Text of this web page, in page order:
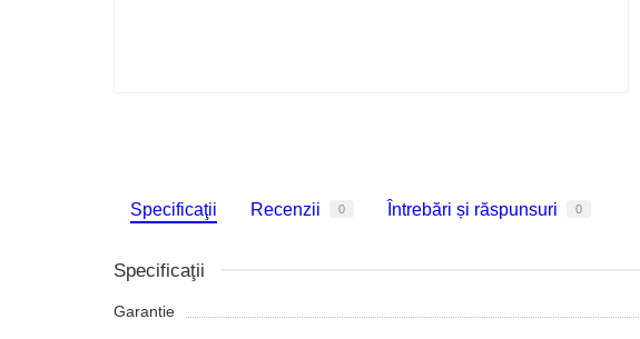
Specificaţii Recenzii 0 Întrebări și răspunsuri 0
Specificaţii
Garantie